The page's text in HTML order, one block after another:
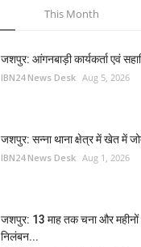
This Month
जशपुर: आंगनबाड़ी कार्यकर्ता एवं
IBN24 News Desk Aug 5, 2026
जशपुर: सन्ना थाना क्षेत्र में खेत में
IBN24 News Desk Aug 1, 2026
जशपुर: 13 माह तक चना और महीनों
निलंबन...